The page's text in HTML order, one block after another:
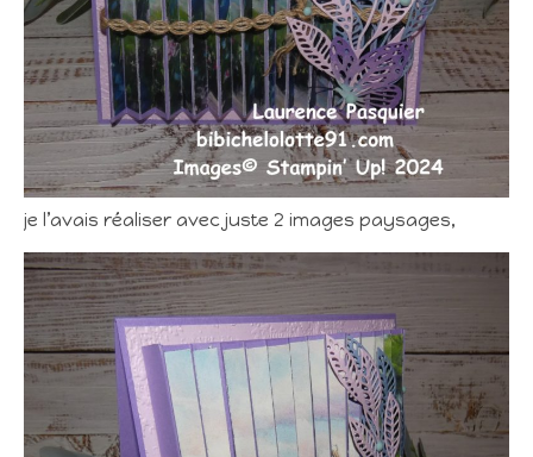
je l’avais réaliser avec juste 2 images paysages,